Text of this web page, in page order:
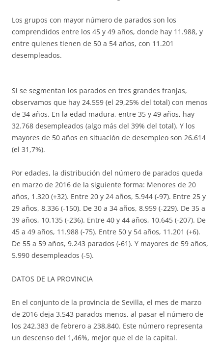
Los grupos con mayor número de parados son los
comprendidos entre los 45 y 49 años, donde hay 11.988, y
entre quienes tienen de 50 a 54 años, con 11.201
desempleados.
Si se segmentan los parados en tres grandes franjas,
observamos que hay 24.559 (el 29,25% del total) con menos
de 34 años. En la edad madura, entre 35 y 49 años, hay
32.768 desempleados (algo más del 39% del total). Y los
mayores de 50 años en situación de desempleo son 26.614
(el 31,7%).
Por edades, la distribución del número de parados queda
en marzo de 2016 de la siguiente forma: Menores de 20
años, 1.320 (+32). Entre 20 y 24 años, 5.944 (-97). Entre 25 y
29 años, 8.336 (-150). De 30 a 34 años, 8.959 (-229). De 35 a
39 años, 10.135 (-236). Entre 40 y 44 años, 10.645 (-207). De
45 a 49 años, 11.988 (-75). Entre 50 y 54 años, 11.201 (+6).
De 55 a 59 años, 9.243 parados (-61). Y mayores de 59 años,
5.990 desempleados (-5).
DATOS DE LA PROVINCIA
En el conjunto de la provincia de Sevilla, el mes de marzo
de 2016 deja 3.543 parados menos, al pasar el número de
los 242.383 de febrero a 238.840. Este número representa
un descenso del 1,46%, mejor que el de la capital.